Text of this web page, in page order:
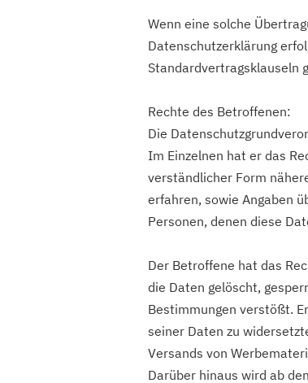
Wenn eine solche
Datenschutzerklärung
Standardvertragsklauseln
Rechte des Betroffenen:
Die
Im Einzelnen hat er das
verständlicher Form
erfahren, sowie Angaben
Personen, denen diese
Der Betroffene hat das
die Daten gelöscht,
Bestimmungen verstößt.
seiner Daten zu
Versands von
Darüber hinaus wird ab